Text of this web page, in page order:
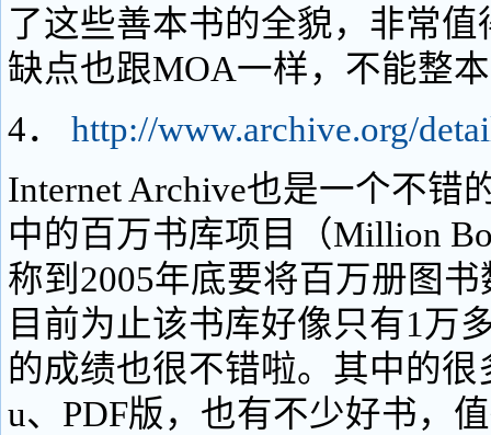
了这些善本书的全貌，非常
缺点也跟MOA一样，不能整
4． http://www.archive.org/
Internet Archive也是一个不错
中的百万书库项目（Million
称到2005年底要将百万册图
目前为止该书库好像只有1万
的成绩也很不错啦。其中的
u、PDF版，也有不少好书，